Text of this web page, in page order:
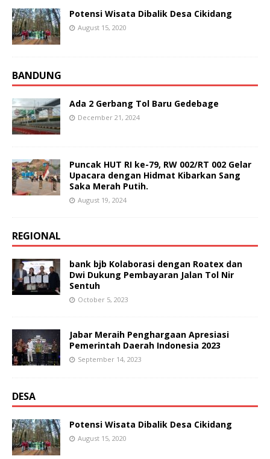
Potensi Wisata Dibalik Desa Cikidang
August 15, 2020
BANDUNG
Ada 2 Gerbang Tol Baru Gedebage
December 21, 2024
Puncak HUT RI ke-79, RW 002/RT 002 Gelar
Upacara dengan Hidmat Kibarkan Sang
Saka Merah Putih.
August 19, 2024
REGIONAL
bank bjb Kolaborasi dengan Roatex dan
Dwi Dukung Pembayaran Jalan Tol Nir
Sentuh
October 5, 2023
Jabar Meraih Penghargaan Apresiasi
Pemerintah Daerah Indonesia 2023
September 14, 2023
DESA
Potensi Wisata Dibalik Desa Cikidang
August 15, 2020